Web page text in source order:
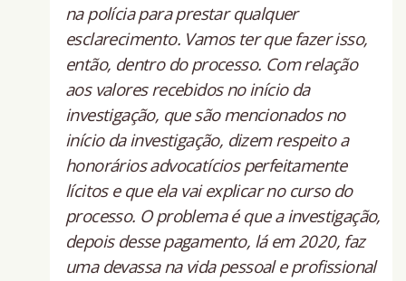
na polícia para prestar qualquer
esclarecimento. Vamos ter que fazer isso,
então, dentro do processo. Com relação
aos valores recebidos no início da
investigação, que são mencionados no
início da investigação, dizem respeito a
honorários advocatícios perfeitamente
lícitos e que ela vai explicar no curso do
processo. O problema é que a investigação,
depois desse pagamento, lá em 2020, faz
uma devassa na vida pessoal e profissional